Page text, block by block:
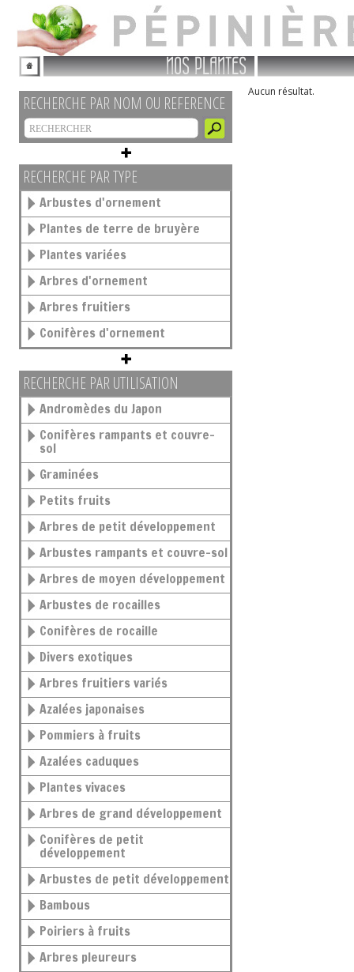
NOS PLANTES
RECHERCHE PAR NOM OU REFERENCE
RECHERCHE PAR TYPE
Arbustes d'ornement
Plantes de terre de bruyère
Plantes variées
Arbres d'ornement
Arbres fruitiers
Conifères d'ornement
RECHERCHE PAR UTILISATION
Andromèdes du Japon
Conifères rampants et couvre-
sol
Graminées
Petits fruits
Arbres de petit développement
Arbustes rampants et couvre-sol
Arbres de moyen développement
Arbustes de rocailles
Conifères de rocaille
Divers exotiques
Arbres fruitiers variés
Azalées japonaises
Pommiers à fruits
Azalées caduques
Plantes vivaces
Arbres de grand développement
Conifères de petit
développement
Arbustes de petit développement
Bambous
Poiriers à fruits
Arbres pleureurs
Aucun résultat.